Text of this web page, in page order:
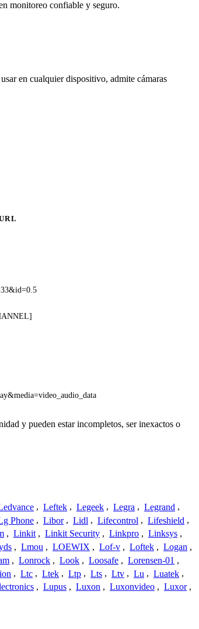
monitoreo confiable y seguro.
en cualquier dispositivo, admite cámaras
y pueden estar incompletos, ser inexactos o
, Leftek , Legeek , Legra , Legrand ,
Phone , Libor , Lidl , Lifecontrol , Lifeshield ,
, Linkit , Linkit Security , Linkpro , Linksys ,
, Lmou , LOEWIX , Lof-v , Loftek , Logan ,
, Lonrock , Look , Loosafe , Lorensen-01 ,
, Ltc , Ltek , Ltp , Lts , Ltv , Lu , Luatek ,
, Lupus , Luxon , Luxonvideo , Luxor ,